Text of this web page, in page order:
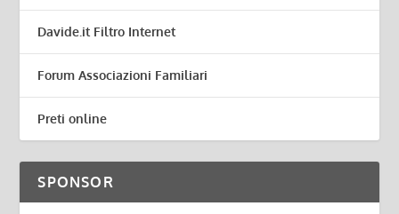
Davide.it Filtro Internet
Forum Associazioni Familiari
Preti online
SPONSOR